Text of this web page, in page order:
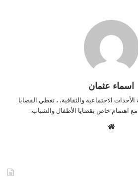
اسماء عثمان
الاجتماعية والثقافية، ، تغطي القضايا
مع اهتمام خاص بقضايا الأطفال والشباب.